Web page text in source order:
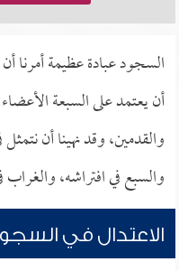
السجود عبادة عظيمة أمرنا
أن يعتمد على السبعة
والقدمين، وقد نهينا أن
والسبع في افتراشه، والغراب
الاعتدال في